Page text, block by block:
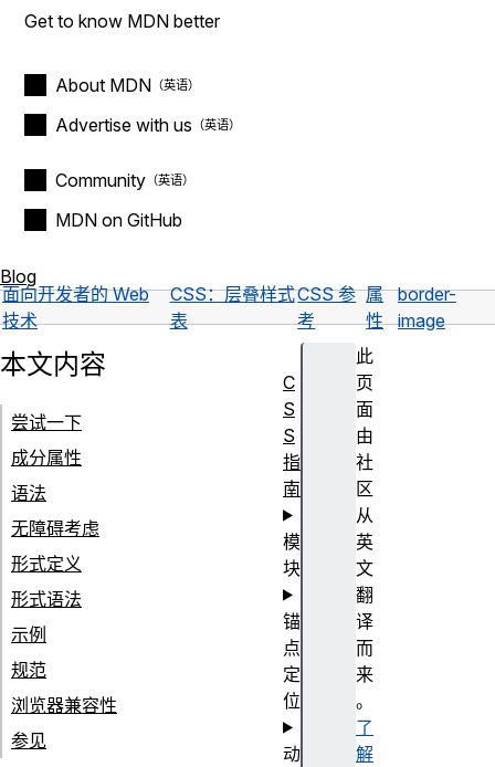
Get to know MDN better
About MDN
Advertise with us
Community
MDN on GitHub
Blog
面向开发者的 Web
技术
CSS：层叠样式
表
CSS 参
考
属
性
border-
image
此
页
面
由
社
区
从
英
文
翻
译
而
来
。
了
解
本文内容
尝试一下
成分属性
语法
无障碍考虑
形式定义
形式语法
示例
规范
浏览器兼容性
参见
C
S
S
指
南
模
块
锚
点
定
位
动